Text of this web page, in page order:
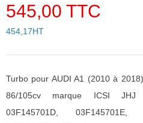
545,00 TTC
454,17HT
Turbo pour AUDI A1 (2010 à
86/105cv marque ICSI JHJ
03F145701D, 03F145701E,